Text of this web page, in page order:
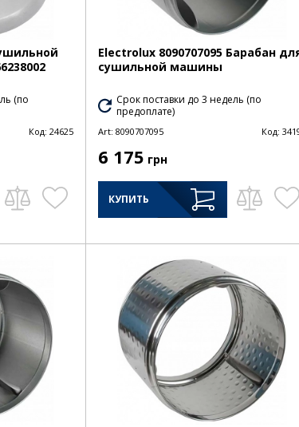
(по
Код: 24625
Electrolux 8090707095 Барабан
сушильной машины
Срок поставки до 3 недель (по
предоплате)
Art: 8090707095 Код:
6 175 грн
КУПИТЬ